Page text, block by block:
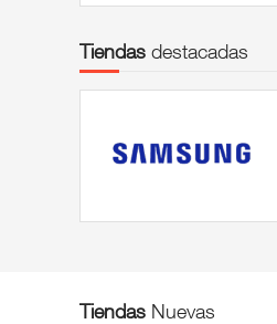
Tiendas destacadas
Tiendas Nuevas